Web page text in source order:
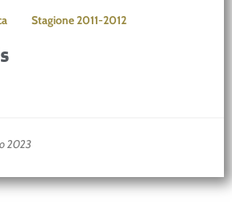
Stagione2011-2012
2023